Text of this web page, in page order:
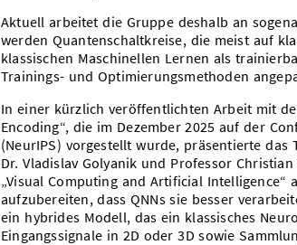
Aktuell arbeitet die Gruppe deshalb an
werden Quantenschaltkreise, die meist auf
klassischen Maschinellen Lernen als
Trainings- und Optimierungsmethoden
In einer kürzlich veröffentlichten Arbeit mit
Encoding“, die im Dezember 2025 auf der
(NeurIPS) vorgestellt wurde, präsentierte das
Dr. Vladislav Golyanik und Professor
„Visual Computing and Artificial Intelligence“
aufzubereiten, dass QNNs sie besser
ein hybrides Modell, das ein klassisches
Eingangssignale in 2D oder 3D sowie